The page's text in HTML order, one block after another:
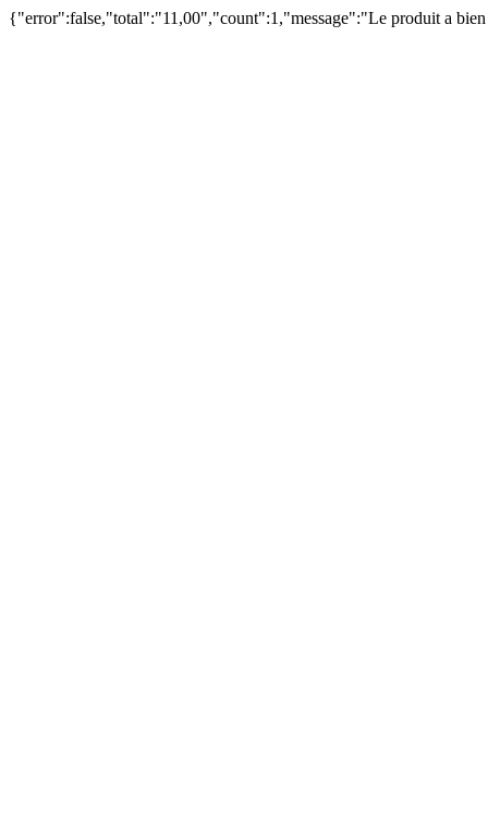
{"error":false,"total":"11,00","count":1,"message":"Le produit a